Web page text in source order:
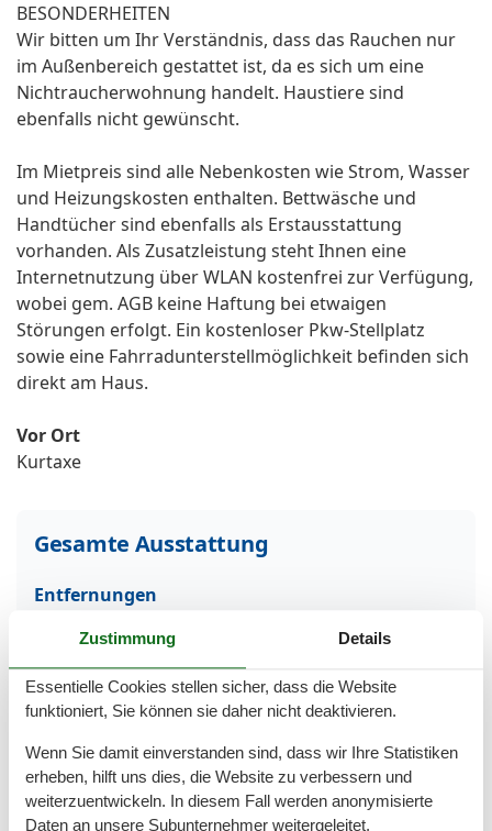
BESONDERHEITEN
Wir bitten um Ihr Verständnis, dass das Rauchen nur
im Außenbereich gestattet ist, da es sich um eine
Nichtraucherwohnung handelt. Haustiere sind
ebenfalls nicht gewünscht.
Im Mietpreis sind alle Nebenkosten wie Strom, Wasser
und Heizungskosten enthalten. Bettwäsche und
Handtücher sind ebenfalls als Erstausstattung
vorhanden. Als Zusatzleistung steht Ihnen eine
Internetnutzung über WLAN kostenfrei zur Verfügung,
wobei gem. AGB keine Haftung bei etwaigen
Störungen erfolgt. Ein kostenloser Pkw-Stellplatz
sowie eine Fahrradunterstellmöglichkeit befinden sich
direkt am Haus.
Vor Ort
Kurtaxe
Gesamte Ausstattung
Entfernungen
Zum (Kur-)Park/Wald
Zum Bahnhof
Zum Flughafen
Zum Geldautomaten/Bank
Zum Strand
700 m
Zum Supermarkt
Zum Zentrum
700 m
Zur Autobahn
Zustimmung Details
Essentielle Cookies stellen sicher, dass die Website
funktioniert, Sie können sie daher nicht deaktivieren.
Wenn Sie damit einverstanden sind, dass wir Ihre Statistiken
erheben, hilft uns dies, die Website zu verbessern und
weiterzuentwickeln. In diesem Fall werden anonymisierte
Daten an unsere Subunternehmer weitergeleitet.